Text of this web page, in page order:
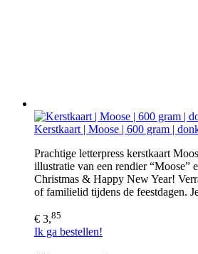
Kerstkaart | Moose | 600 gram |
Prachtige letterpress kerstkaart
illustratie van een rendier “Moose”
Christmas & Happy New Year!
of familielid tijdens de feestdagen.
€ 3,85
Ik ga bestellen!